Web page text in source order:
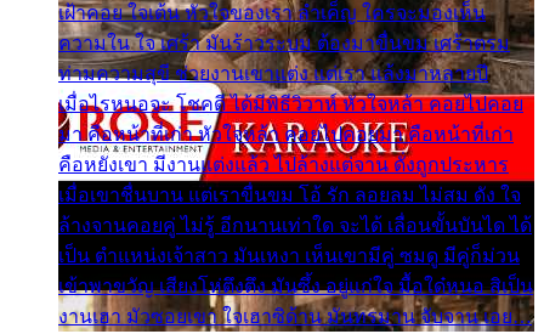
เฝ้าคอย ใจเต้น หัวใจของเรา ลำเค็ญ ใครจะมองเห็น
ความใน ใจ เศร้า มันร้าวระบม ต้องมาขื่นขม เศร้าตรม
ท่ามความสุขี ช่วยงานเขาแต่ง แต่เรา แล้งมาหลายปี
เมื่อไรหนอจะ โชคดี ได้มีพิธีวิวาห์ หัวใจหล้า คอยไปคอย
มา คือหน้าที่เก่า หัวใจหล้า คอยไปคอยมา คือหน้าที่เก่า
คือหยังเขา มีงานแต่งแล้ว ไปล้างแต่จาน ดั่งถูกประหาร
เมื่อเขาชื่นบาน แต่เราขื่นขม โอ้ รัก ลอยลม ไม่สม ดัง ใจ
ล้างจานคอยคู่ ไม่รู้ อีกนานเท่าใด จะได้ เลื่อนขั้นบันได ได้
เป็น ตำแหน่งเจ้าสาว มันเหงา เห็นเขามีคู่ ซมดู มีคู่ก็ม่วน
เข้าพาขวัญ เสียงโห่ตึงตึง มันซึ้ง อยู่แก่ใจ มื้อใด๋หนอ สิเป็น
งานเฮา มัวซอยเขา ใจเฮาซิด้าน มันทรมาน จับจาน เอย…